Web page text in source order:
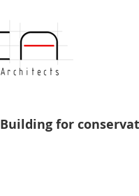
Building for